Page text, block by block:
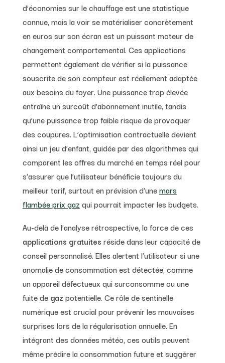
d’économies sur le chauffage est une statistique
connue, mais la voir se matérialiser concrètement
en euros sur son écran est un puissant moteur de
changement comportemental. Ces applications
permettent également de vérifier si la puissance
souscrite de son compteur est réellement adaptée
aux besoins du foyer. Une puissance trop élevée
entraîne un surcoût d’abonnement inutile, tandis
qu’une puissance trop faible risque de provoquer
des coupures. L’optimisation contractuelle devient
ainsi un jeu d’enfant, guidée par des algorithmes qui
comparent les offres du marché en temps réel pour
s’assurer que l’utilisateur bénéficie toujours du
meilleur tarif, surtout en prévision d’unemars
flambée prix gaz qui pourrait impacter les budgets.
Au-delà de l’analyse rétrospective, la force de ces
applications gratuites réside dans leur capacité de
conseil personnalisé. Elles alertent l’utilisateur si une
anomalie de consommation est détectée, comme
un appareil défectueux qui surconsomme ou une
fuite de gaz potentielle. Ce rôle de sentinelle
numérique est crucial pour prévenir les mauvaises
surprises lors de la régularisation annuelle. En
intégrant des données météo, ces outils peuvent
même prédire la consommation future et suggérer